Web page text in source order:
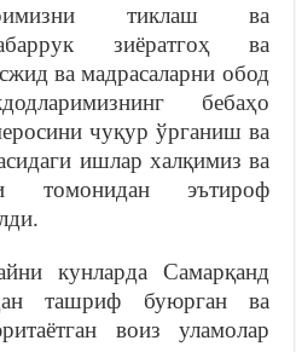
тиклаш ва
зиёратгоҳ ва
ва мадрасаларни обод
бебаҳо
чуқур ўрганиш ва
ишлар халқимиз ва
томонидан эътироф
кунларда Самарқанд
ташриф буюрган ва
воиз уламолар